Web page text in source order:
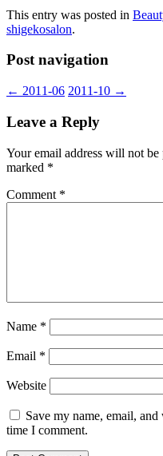
This entry was posted in
shigekosalon.
Post navigation
← 2011-06 2011-10 →
Leave a Reply
Your email address will not be
marked *
Comment *
Name *
Email *
Website
Save my name, email,
time I comment.